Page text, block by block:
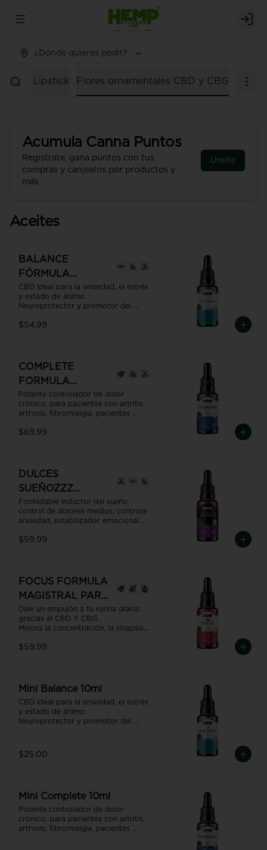
Abrir menu de navegación
¿Dónde quieres pedir?
Lipstick Flores ornamentales CBD y CBG
Acumula Canna Puntos
Regístrate, gana puntos con tus
compras y canjealos por productos y
más
Únete
Aceites
BALANCE
FÓRMULA
MAGISTRAL ANTI
ESTRÉS 30ml
CBD Ideal para la ansiedad, el estrés
y estado de ánimo.
Neuroprotector y promotor del
homeóstasis.
$54.99
COMPLETE
FORMULA
MAGISTRAL PARA
EL DOLOR 30ml
Potente controlador de dolor
crónico, para pacientes con artritis,
artrosis, fibromialgia, pacientes
Contiene además propiedades
bloqueo arterial.
Producto con NANO TECNOLOGÍA,
efecto hasta 7 veces más efectivo y
rápido que uno normal.
$69.99
DULCES
SUEÑOZZZ
FORMULA
MAGISTRAR
INSOMNIO 30ml
Formidable inductor del sueño,
control de dolores medios, controla
ansiedad, estabilizador emocional.
renovador gracias al CBD + CBN.
$59.99
FOCUS FORMULA
MAGISTRAL PARA
LA
CONCENTRACIÓN
Dale un empujón a tu rutina diaria!
gracias al CBD Y CBG.
Mejora la concentración, la sinapsis,
neuroprotector, coadyuvante para
rápido que uno normal.
$59.99
Mini Balance 10ml
CBD Ideal para la ansiedad, el estrés
y estado de ánimo.
Neuroprotector y promotor del
USO RECOMENDADO: Una gota por
cada 2 Kgs de peso.
$25.00
Mini Complete 10ml
Potente controlador de dolor
crónico, para pacientes con artritis,
artrosis, fibromialgia, pacientes